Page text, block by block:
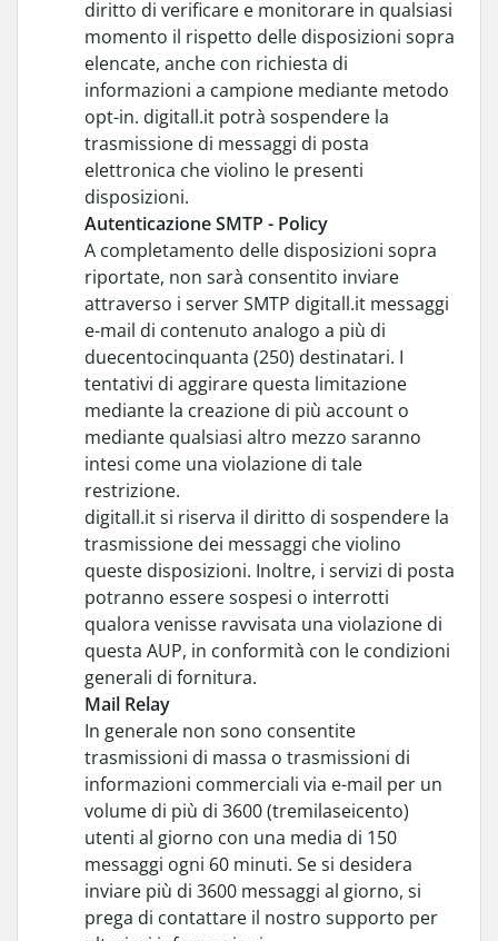
diritto di verificare e monitorare in qualsiasi
momento il rispetto delle disposizioni sopra
elencate, anche con richiesta di
informazioni a campione mediante metodo
opt-in. digitall.it potrà sospendere la
trasmissione di messaggi di posta
elettronica che violino le presenti
disposizioni.
Autenticazione SMTP - Policy
A completamento delle disposizioni sopra
riportate, non sarà consentito inviare
attraverso i server SMTP digitall.it messaggi
e-mail di contenuto analogo a più di
duecentocinquanta (250) destinatari. I
tentativi di aggirare questa limitazione
mediante la creazione di più account o
mediante qualsiasi altro mezzo saranno
intesi come una violazione di tale
restrizione.
digitall.it si riserva il diritto di sospendere la
trasmissione dei messaggi che violino
queste disposizioni. Inoltre, i servizi di posta
potranno essere sospesi o interrotti
qualora venisse ravvisata una violazione di
questa AUP, in conformità con le condizioni
generali di fornitura.
Mail Relay
In generale non sono consentite
trasmissioni di massa o trasmissioni di
informazioni commerciali via e-mail per un
volume di più di 3600 (tremilaseicento)
utenti al giorno con una media di 150
messaggi ogni 60 minuti. Se si desidera
inviare più di 3600 messaggi al giorno, si
prega di contattare il nostro supporto per